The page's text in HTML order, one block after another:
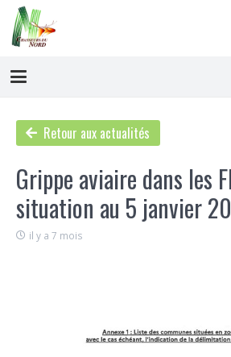
Retour aux actualités
Grippe aviaire dans les
situation au 5 janvier
il y a 7 mois